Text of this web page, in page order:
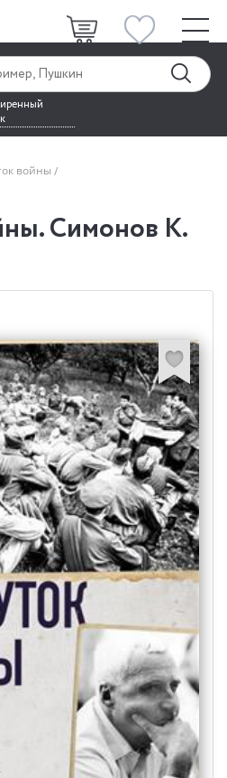
войны
Симонов К.